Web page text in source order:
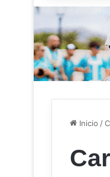
Inicio /